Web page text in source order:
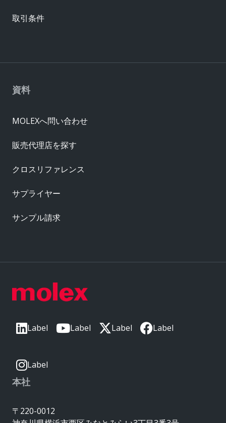
Label Label Label Label
Label
本社
〒220-0012
資料
MOLEXへ問い合わせ
販売代理店を探す
クロスリファレンス
サプライヤー
サンプル請求
取引条件